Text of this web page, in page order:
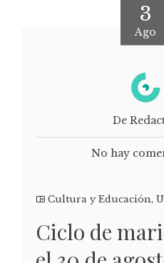
3
Ago
De
No hay
Cultura y Educación,
Ciclo de